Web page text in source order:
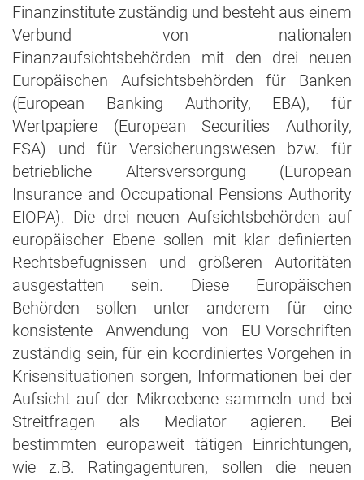
Finanzinstitute zuständig und besteht aus einem
Verbund von nationalen
Finanzaufsichtsbehörden mit den drei neuen
Europäischen Aufsichtsbehörden für Banken
(European Banking Authority, EBA), für
Wertpapiere (European Securities Authority,
ESA) und für Versicherungswesen bzw. für
betriebliche Altersversorgung (European
Insurance and Occupational Pensions Authority
EIOPA). Die drei neuen Aufsichtsbehörden auf
europäischer Ebene sollen mit klar definierten
Rechtsbefugnissen und größeren Autoritäten
ausgestatten sein. Diese Europäischen
Behörden sollen unter anderem für eine
konsistente Anwendung von EU-Vorschriften
zuständig sein, für ein koordiniertes Vorgehen in
Krisensituationen sorgen, Informationen bei der
Aufsicht auf der Mikroebene sammeln und bei
Streitfragen als Mediator agieren. Bei
bestimmten europaweit tätigen Einrichtungen,
wie z.B. Ratingagenturen, sollen die neuen